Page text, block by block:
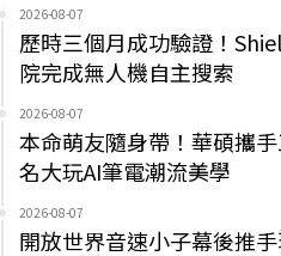
2026-08-07
歷時三個月成功驗證！
院完成無人機自主搜索
2026-08-07
本命萌友隨身帶！華碩攜
名大玩AI筆電潮流美學
2026-08-07
開放世界音速小子幕後推手